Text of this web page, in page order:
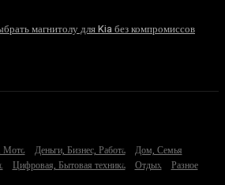
магнитолу для Kia без компромиссов
Мото Деньги, Бизнес, Работа
Дом, Семья
Цифровая, Бытовая техника Отдых Разное